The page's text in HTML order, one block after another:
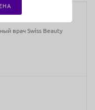
врач Swiss Beauty